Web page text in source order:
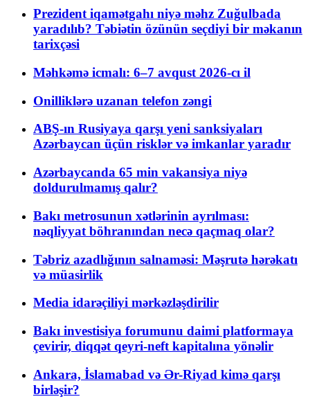
Prezident iqamətgahı niyə məhz Zuğulbada
yaradılıb? Təbiətin özünün seçdiyi bir məkanın
tarixçəsi
Məhkəmə icmalı: 6–7 avqust 2026-cı il
Onilliklərə uzanan telefon zəngi
ABŞ-ın Rusiyaya qarşı yeni sanksiyaları
Azərbaycan üçün risklər və imkanlar yaradır
Azərbaycanda 65 min vakansiya niyə
doldurulmamış qalır?
Bakı metrosunun xətlərinin ayrılması:
nəqliyyat böhranından necə qaçmaq olar?
Təbriz azadlığının salnaməsi: Məşrutə hərəkatı
və müasirlik
Media idarəçiliyi mərkəzləşdirilir
Bakı investisiya forumunu daimi platformaya
çevirir, diqqət qeyri-neft kapitalına yönəlir
Ankara, İslamabad və Ər-Riyad kimə qarşı
birləşir?